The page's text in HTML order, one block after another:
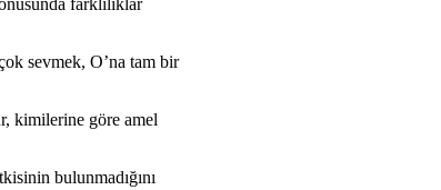
sevmek, O’na tam bir
kimilerine göre amel
bulunmadığını